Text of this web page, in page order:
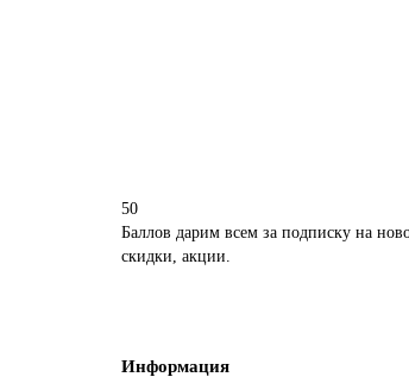
50
Баллов дарим всем за подписку на
скидки, акции.
Информация